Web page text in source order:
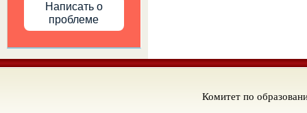
Написать о
проблеме
Комитет по